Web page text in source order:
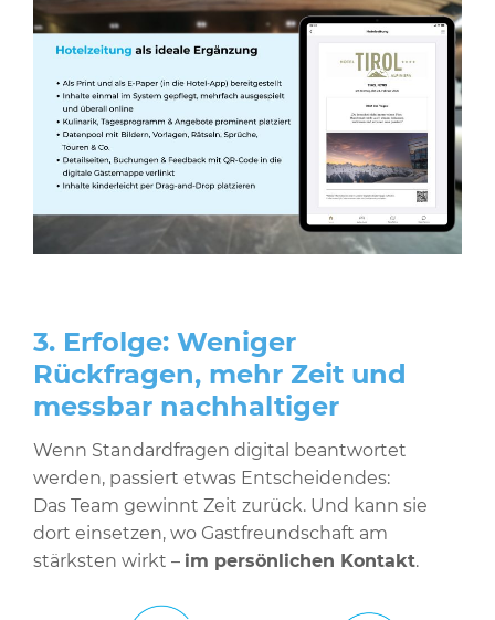
3. Erfolge: Weniger
Rückfragen, mehr Zeit und
messbar nachhaltiger
Wenn Standardfragen digital beantwortet
werden, passiert etwas Entscheidendes:
Das Team gewinnt Zeit zurück. Und kann sie
dort einsetzen, wo Gastfreundschaft am
stärksten wirkt – im persönlichen Kontakt.